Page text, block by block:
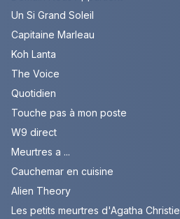
Un Si Grand Soleil
Capitaine Marleau
Koh Lanta
The Voice
Quotidien
Touche pas à mon poste
W9 direct
Meurtres a ...
Cauchemar en cuisine
Alien Theory
Les petits meurtres d'Agatha Christie